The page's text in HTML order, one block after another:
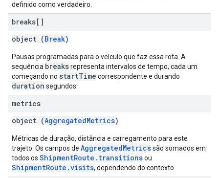
definido como verdadeiro.
breaks[]
object (Break)
Pausas programadas para o veículo que faz essa rota. A
sequência breaksrepresenta intervalos de tempo, cada um
começando no startTime correspondente e durando
duration segundos.
metrics
object (AggregatedMetrics)
Métricas de duração, distância e carregamento para este
trajeto. Os campos de AggregatedMetricssão somados em
todos os ShipmentRoute.transitionsou
ShipmentRoute.visits, dependendo do contexto.